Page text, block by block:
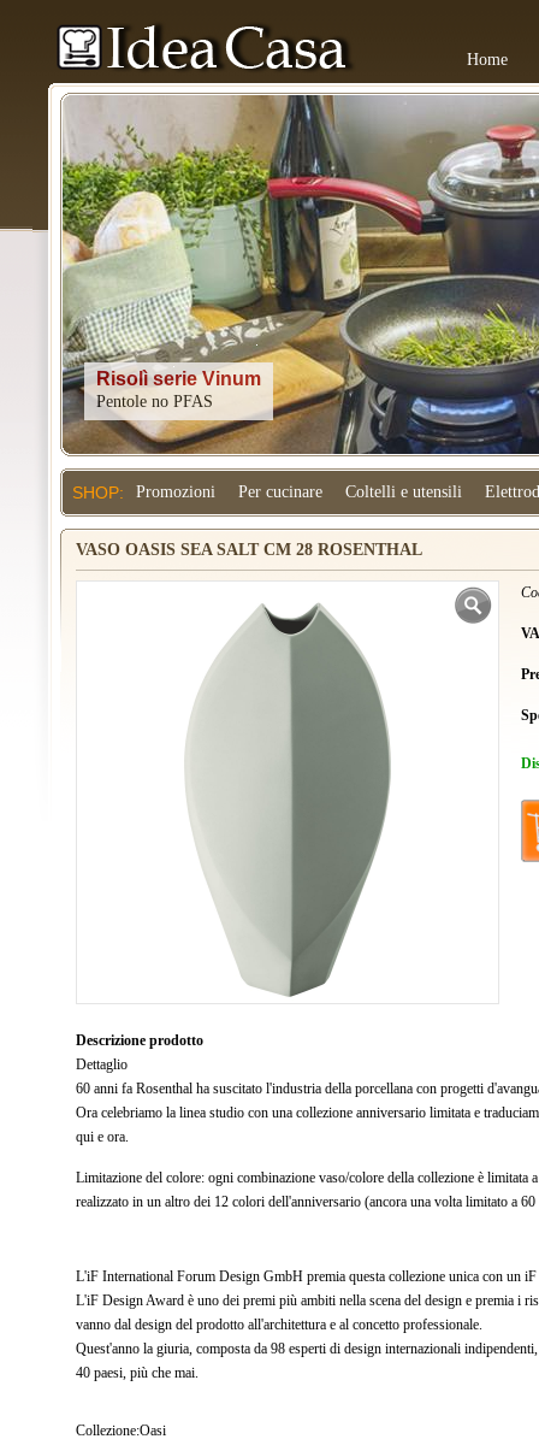
Home
Kitchenaid
SHOP: Promozioni Per cucinare Coltelli e utensili
VASO OASIS SEA SALT CM 28 ROSENTHAL
Descrizione prodotto
Dettaglio
60 anni fa Rosenthal ha suscitato l'industria della porcellana con progetti
Ora celebriamo la linea studio con una collezione anniversario limitata e
qui e ora.
Limitazione del colore: ogni combinazione vaso/colore della collezione è limitata
realizzato in un altro dei 12 colori dell'anniversario (ancora una volta limitato a 60
L'iF International Forum Design GmbH premia questa collezione unica con un
L'iF Design Award è uno dei premi più ambiti nella scena del design e premia i
vanno dal design del prodotto all'architettura e al concetto professionale.
Quest'anno la giuria, composta da 98 esperti di design internazionali
40 paesi, più che mai.
Collezione:Oasi